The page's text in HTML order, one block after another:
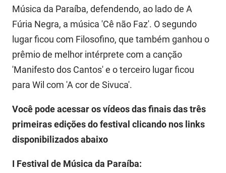
SUPLAN
UEPB
Música da Paraíba, defendendo, ao lado de A
Fúria Negra, a música 'Cê não Faz'. O segundo
lugar ficou com Filosofino, que também ganhou o
prêmio de melhor intérprete com a canção
'Manifesto dos Cantos' e o terceiro lugar ficou
para Wil com 'A cor de Sivuca'.
Você pode acessar os vídeos das finais das três
primeiras edições do festival clicando nos links
disponibilizados abaixo
I Festival de Música da Paraíba: